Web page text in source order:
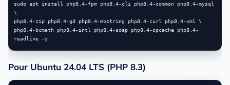
sudo apt install php8.4-fpm php8.4-cli php8.4-common php8.4-mysql
\
php8.4-zip php8.4-gd php8.4-mbstring php8.4-curl php8.4-xml \
php8.4-bcmath php8.4-intl php8.4-soap php8.4-opcache php8.4-
Pour Ubuntu 24.04 LTS (PHP 8.3)